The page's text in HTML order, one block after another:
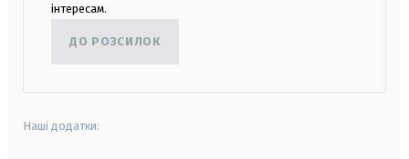
інтересам.
ДО РОЗСИЛОК
Наші додатки: